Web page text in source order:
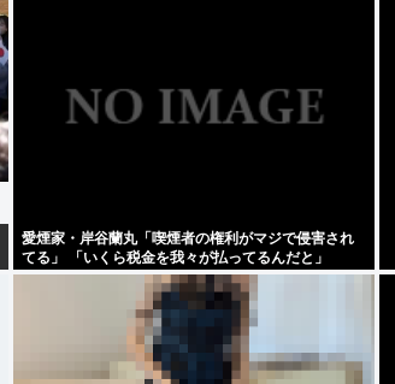
愛煙家・岸谷蘭丸「喫煙者の権利がマジで侵害され
てる」 「いくら税金を我々が払ってるんだと」